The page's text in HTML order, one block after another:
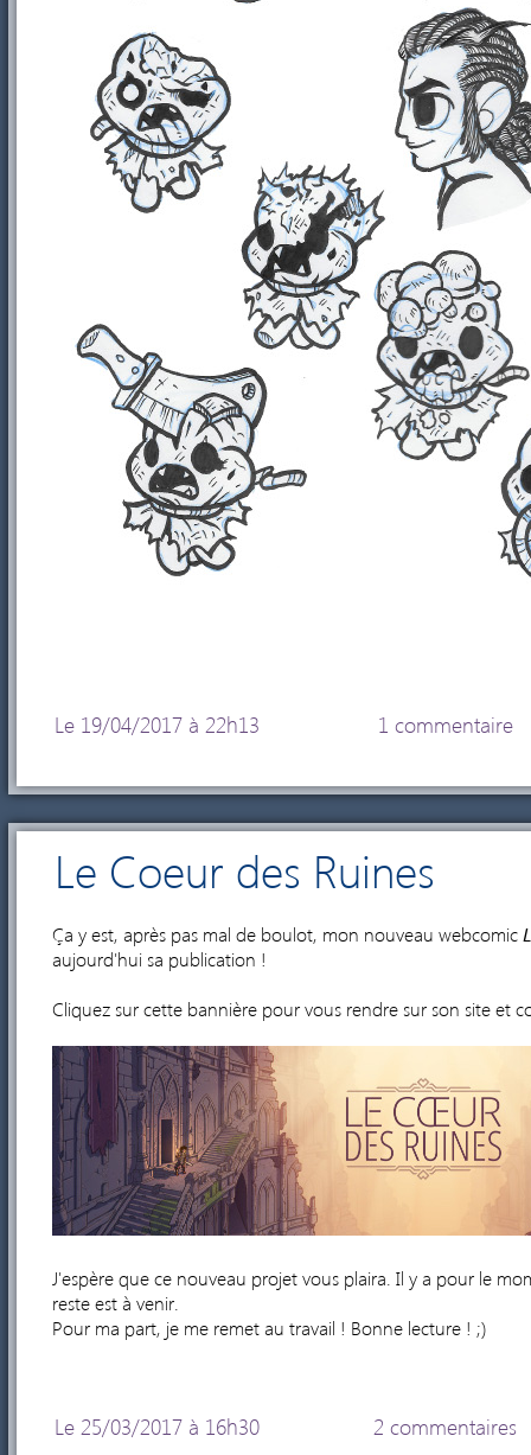
Le 19/04/2017 à 22h13 1 commentaire
Le Coeur des Ruines
Ça y est, après pas mal de boulot, mon nouveau webcomic
aujourd'hui sa publication !
Cliquez sur cette bannière pour vous rendre sur son site et
J'espère que ce nouveau projet vous plaira. Il y a pour le
reste est à venir.
Pour ma part, je me remet au travail ! Bonne lecture ! ;)
Le 25/03/2017 à 16h30 2 commentaires